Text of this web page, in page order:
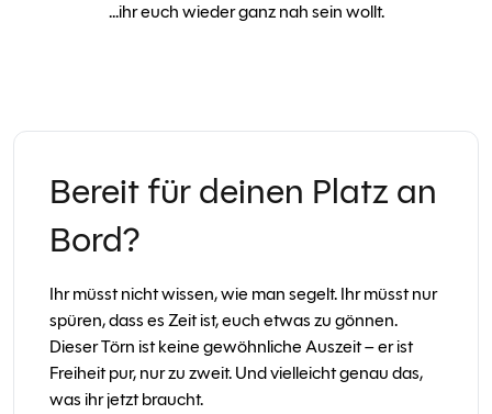
…ihr euch wieder ganz nah sein wollt.
Bereit für deinen Platz an
Bord?
Ihr müsst nicht wissen, wie man segelt. Ihr müsst nur
spüren, dass es Zeit ist, euch etwas zu gönnen.
Dieser Törn ist keine gewöhnliche Auszeit – er ist
Freiheit pur, nur zu zweit. Und vielleicht genau das,
was ihr jetzt braucht.